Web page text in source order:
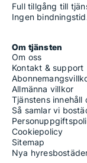
Full tillgång till
Ingen
Om tjänsten
Om oss
Kontakt & support
Allmänna villkor
Tjänstens innehåll
Så samlar vi
Cookiepolicy
Sitemap
Nya